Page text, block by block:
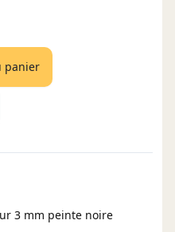
panier
3 mm peinte noire